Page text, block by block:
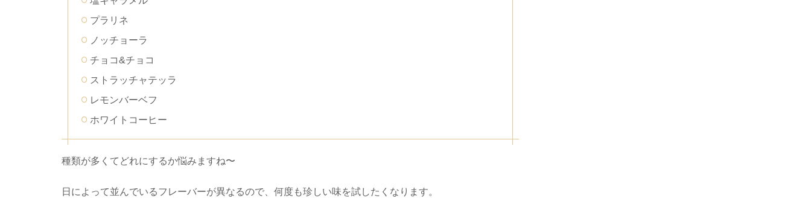
プラリネ
ノッチョーラ
チョコ&チョコ
ストラッチャテッラ
レモンバーベフ
ホワイトコーヒー
種類が多くてどれにするか悩みますね〜
日によって並んでいるフレーバーが異なるので、何度も珍しい味を試したくなります。